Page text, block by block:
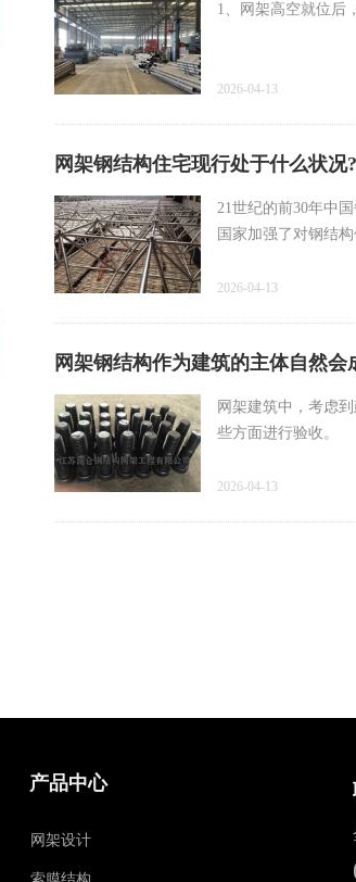
1、网架高空就位后
2026-04-13
网架钢结构住宅现行处于什么状况?
21世纪的前30年中
国家加强了对钢结
2026-04-13
网架钢结构作为建筑的主体自然会
网架建筑中，考虑
些方面进行验收。
一、建筑用材资
2026-04-13
产品中心
网架设计